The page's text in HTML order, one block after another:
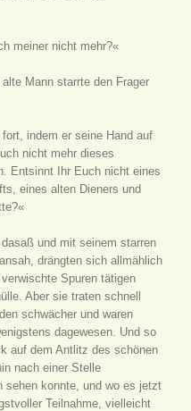
meiner nicht mehr?«
Mann starrte den Frager
indem er seine Hand auf
nicht mehr dieses
Entsinnt Ihr Euch nicht eines
eines alten Dieners und
und mit seinem starren
drängten sich allmählich
Spuren tätigen
Aber sie traten schnell
schwächer und waren
dagewesen. Und so
auf dem Antlitz des schönen
nach einer Stelle
sehen konnte, und wo es jetzt
Teilnahme, vielleicht